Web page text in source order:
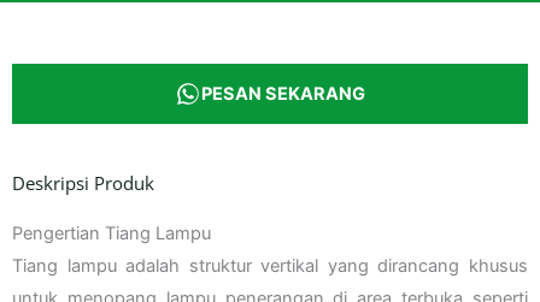
PESAN SEKARANG
Deskripsi Produk
Pengertian Tiang Lampu
Tiang lampu adalah struktur vertikal yang dirancang khusus